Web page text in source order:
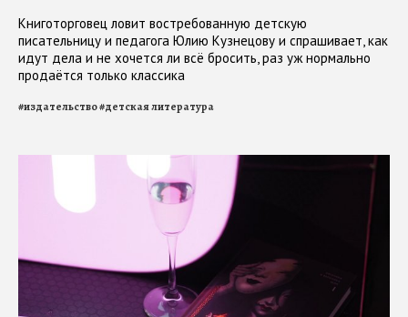
Книготорговец ловит востребованную детскую
писательницу и педагога Юлию Кузнецову и спрашивает, как
идут дела и не хочется ли всё бросить, раз уж нормально
продаётся только классика
#издательство#детская литература